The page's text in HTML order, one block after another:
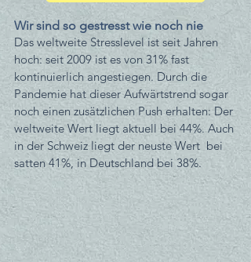
Wir sind so gestresst wie noch nie
Das weltweite Stresslevel ist seit Jahren
hoch: seit 2009 ist es von 31% fast
kontinuierlich angestiegen. Durch die
Pandemie hat dieser Aufwärtstrend sogar
noch einen zusätzlichen Push erhalten: Der
weltweite Wert liegt aktuell bei 44%. Auch
in der Schweiz liegt der neuste Wert  bei
satten 41%, in Deutschland bei 38%.